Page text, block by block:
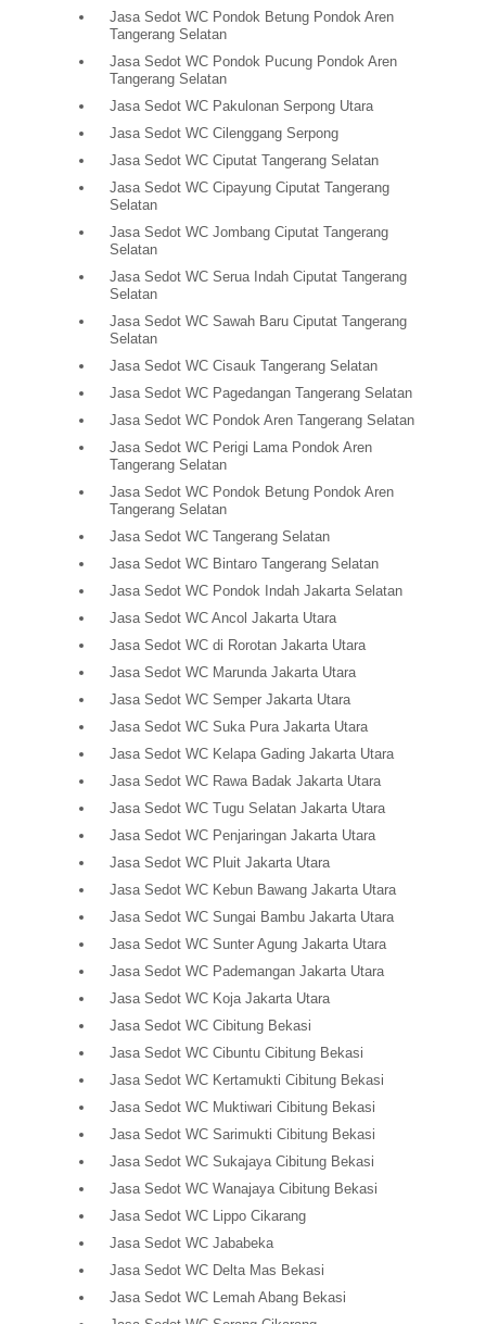
Jasa Sedot WC Pondok Betung Pondok Aren
Tangerang Selatan
Jasa Sedot WC Pondok Pucung Pondok Aren
Tangerang Selatan
Jasa Sedot WC Pakulonan Serpong Utara
Jasa Sedot WC Cilenggang Serpong
Jasa Sedot WC Ciputat Tangerang Selatan
Jasa Sedot WC Cipayung Ciputat Tangerang
Selatan
Jasa Sedot WC Jombang Ciputat Tangerang
Selatan
Jasa Sedot WC Serua Indah Ciputat Tangerang
Selatan
Jasa Sedot WC Sawah Baru Ciputat Tangerang
Selatan
Jasa Sedot WC Cisauk Tangerang Selatan
Jasa Sedot WC Pagedangan Tangerang Selatan
Jasa Sedot WC Pondok Aren Tangerang Selatan
Jasa Sedot WC Perigi Lama Pondok Aren
Tangerang Selatan
Jasa Sedot WC Pondok Betung Pondok Aren
Tangerang Selatan
Jasa Sedot WC Tangerang Selatan
Jasa Sedot WC Bintaro Tangerang Selatan
Jasa Sedot WC Pondok Indah Jakarta Selatan
Jasa Sedot WC Ancol Jakarta Utara
Jasa Sedot WC di Rorotan Jakarta Utara
Jasa Sedot WC Marunda Jakarta Utara
Jasa Sedot WC Semper Jakarta Utara
Jasa Sedot WC Suka Pura Jakarta Utara
Jasa Sedot WC Kelapa Gading Jakarta Utara
Jasa Sedot WC Rawa Badak Jakarta Utara
Jasa Sedot WC Tugu Selatan Jakarta Utara
Jasa Sedot WC Penjaringan Jakarta Utara
Jasa Sedot WC Pluit Jakarta Utara
Jasa Sedot WC Kebun Bawang Jakarta Utara
Jasa Sedot WC Sungai Bambu Jakarta Utara
Jasa Sedot WC Sunter Agung Jakarta Utara
Jasa Sedot WC Pademangan Jakarta Utara
Jasa Sedot WC Koja Jakarta Utara
Jasa Sedot WC Cibitung Bekasi
Jasa Sedot WC Cibuntu Cibitung Bekasi
Jasa Sedot WC Kertamukti Cibitung Bekasi
Jasa Sedot WC Muktiwari Cibitung Bekasi
Jasa Sedot WC Sarimukti Cibitung Bekasi
Jasa Sedot WC Sukajaya Cibitung Bekasi
Jasa Sedot WC Wanajaya Cibitung Bekasi
Jasa Sedot WC Lippo Cikarang
Jasa Sedot WC Jababeka
Jasa Sedot WC Delta Mas Bekasi
Jasa Sedot WC Lemah Abang Bekasi